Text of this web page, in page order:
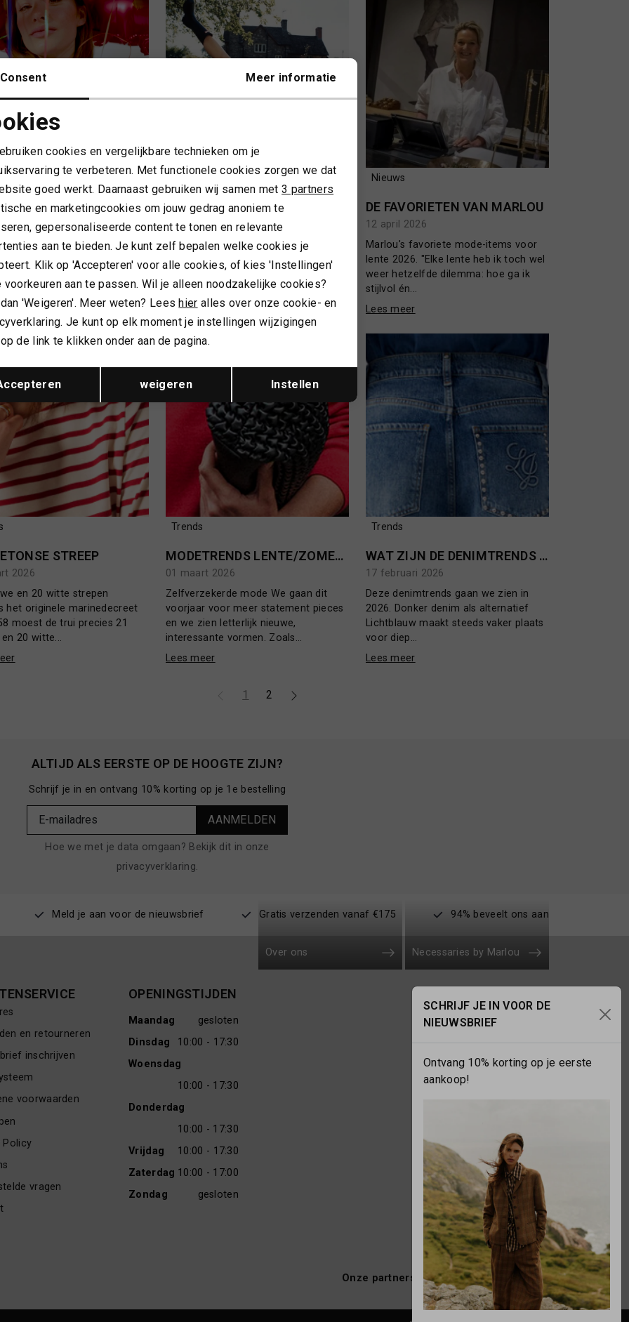
LOVES PAUL SMITH
2026
in een limited edition
De samenwerking waar
al naar uitkeken, is
Trends
HIP IN DE REGEN
14 april 2026
Het ultieme fashion statement. Er zijn
weinig schoenen die zo consequent
terugkeren als de iconische Hunter
laars. Seizoen...
Lees meer
Nieuws
DE FAVORIETEN VAN MARLOU
12 april 2026
Marlou's favoriete mode-items voor
lente 2026. "Elke lente heb ik toch wel
weer hetzelfde dilemma: hoe ga ik
stijlvol én...
Lees meer
STREEP
2026
en 20 witte strepen
het originele marinedecreet
moest de trui precies 21
20 witte...
Trends
MODETRENDS LENTE/ZOMER 2026
01 maart 2026
Zelfverzekerde mode We gaan dit
voorjaar voor meer statement pieces
en we zien letterlijk nieuwe,
interessante vormen. Zoals...
Lees meer
Trends
WAT ZIJN DE DENIMTRENDS IN 2026?
17 februari 2026
Deze denimtrends gaan we zien in
2026. Donker denim als alternatief
Lichtblauw maakt steeds vaker plaats
voor diep...
Lees meer
1 2
ALTIJD ALS EERSTE OP DE HOOGTE ZIJN?
Schrijf je in en ontvang 10% korting op je 1e bestelling
AANMELDEN
Hoe we met je data omgaan? Bekijk dit in onze
privacyverklaring.
Meld je aan voor de nieuwsbrief Gratis verzenden vanaf €175 94% beveelt ons aan
en retourneren
inschrijven
voorwaarden
Policy
vragen
OPENINGSTIJDEN
Maandag
gesloten
Dinsdag
10:00 - 17:30
Woensdag
10:00 - 17:30
Donderdag
10:00 - 17:30
Vrijdag
10:00 - 17:30
Zaterdag 10:00 - 17:00
Zondag
gesloten
Over ons Necessaries by Marlou
Onze partners
SCHRIJF JE IN VOOR DE
NIEUWSBRIEF
Ontvang 10% korting op je eerste
aankoop!
cookies
cookies Marketing cookies
Terug Opslaan
Consent Meer informatie
cookies en vergelijkbare technieken om je
te verbeteren. Met functionele cookies zorgen we dat
goed werkt. Daarnaast gebruiken wij samen met3 partners
en marketingcookies om jouw gedrag anoniem te
gepersonaliseerde content te tonen en relevante
aan te bieden. Je kunt zelf bepalen welke cookies je
Klik op 'Accepteren' voor alle cookies, of kies 'Instellingen'
voorkeuren aan te passen. Wil je alleen noodzakelijke cookies?
'Weigeren'. Meer weten? Leeshier alles over onze cookie- en
Je kunt op elk moment je instellingen wijzigingen
de link te klikken onder aan de pagina.
weigeren Instellen